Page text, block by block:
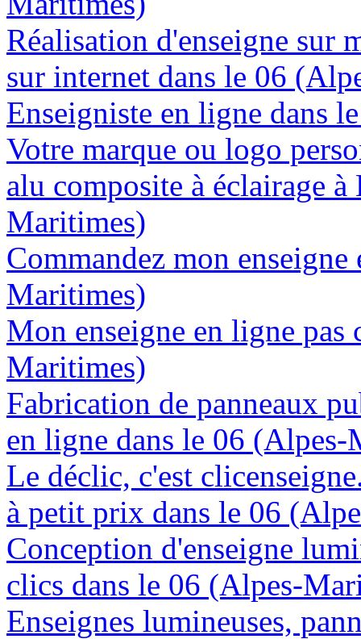
Réalisation d'enseigne sur
sur internet dans le 06
Enseigniste en ligne dans
Votre marque ou logo
alu composite à éclairage
Maritimes)
Commandez mon
Maritimes)
Mon enseigne en ligne pas
Maritimes)
Fabrication de panneaux
en ligne dans le 06 (Alpes-
Le déclic, c'est
à petit prix dans le 06
Conception d'enseigne
clics dans le 06 (Alpes-
Enseignes lumineuses,